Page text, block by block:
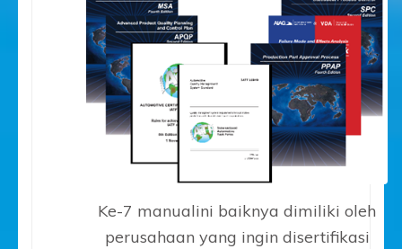
Ke-7 manualini baiknya dimiliki oleh
perusahaan yang ingin disertifikasi